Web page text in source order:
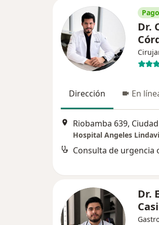
Dr.
Dirección En
Riobamba 639,
Hospital Angeles
Consulta de urgencia
Dr.